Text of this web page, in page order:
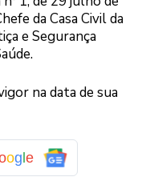
da Casa Civil da
e Segurança
na data de sua
og e